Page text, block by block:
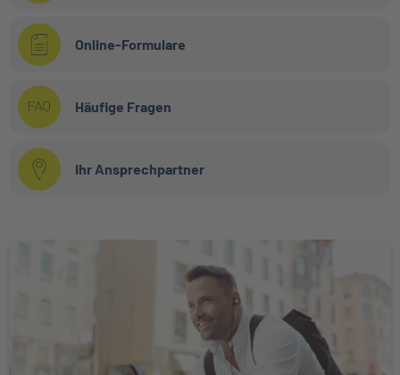
Online-Formulare
Häufige Fragen
Ihr Ansprechpartner